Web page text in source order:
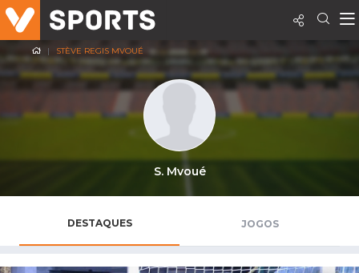
STÈVE REGIS MVOUÉ
S. Mvoué
DESTAQUES JOGOS